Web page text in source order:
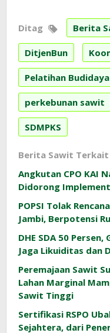
Ditag Berita
DitjenBun
Pelatihan Budidaya
perkebunan sawit
SDMPKS
Berita Sawit Terkait
Angkutan CPO KAI
Didorong
POPSI Tolak
Jambi, Berpotensi
DHE SDA 50
Jaga Likuiditas dan
Peremajaan Sawit
Lahan Marginal
Sawit Tinggi
Sertifikasi RSPO
Sejahtera, dari